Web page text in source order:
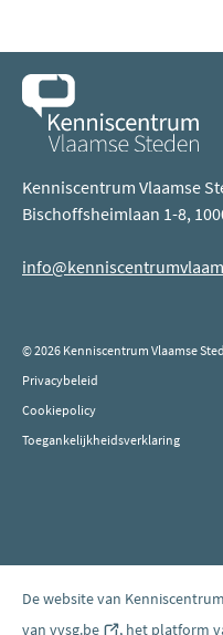
Kenniscentrum Vlaamse
Bischoffsheimlaan 1-8,
© 2026 Kenniscentrum Vlaamse
Privacybeleid
Cookiepolicy
Toegankelijkheidsverklaring
De website van
van vvsg.be (opent
, het platform